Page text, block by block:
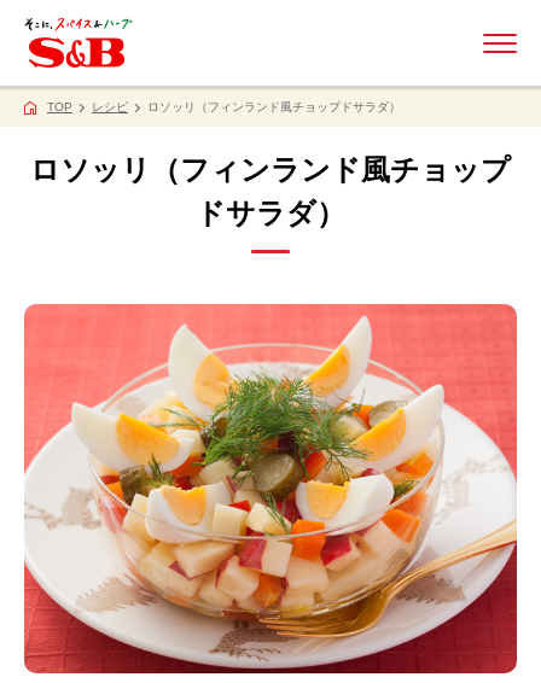
TOP レシピ ロソッリ（フィンランド風チョップドサラダ）
ロソッリ（フィンランド風チョップ
ドサラダ）